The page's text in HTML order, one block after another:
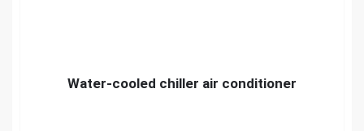
Water-cooled chiller air conditioner